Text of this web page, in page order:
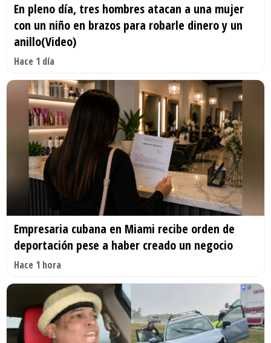
En pleno día, tres hombres atacan a una mujer
con un niño en brazos para robarle dinero y un
anillo(Video)
Hace 1 día
Empresaria cubana en Miami recibe orden de
deportación pese a haber creado un negocio
Hace 1 hora